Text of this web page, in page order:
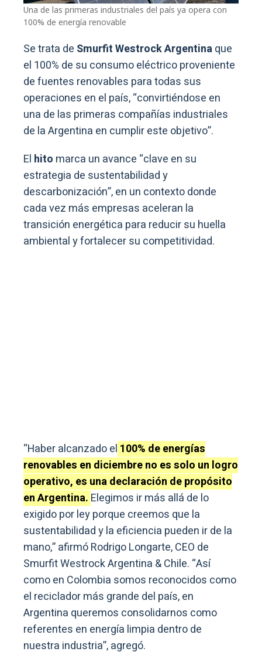
Una de las primeras industriales del país ya opera con
100% de energía renovable
Se trata de Smurfit Westrock Argentinaque
el 100% de su consumo eléctrico proveniente
de fuentes renovables para todas sus
operaciones en el país, “convirtiéndose en
una de las primeras compañías industriales
de la Argentina en cumplir este objetivo”.
El hito marca un avance “clave en su
estrategia de sustentabilidad y
descarbonización”, en un contexto donde
cada vez más empresas aceleran la
transición energética para reducir su huella
ambiental y fortalecer su competitividad.
“Haber alcanzado el 100% de energías
renovables en diciembre no es solo un logro
operativo, es una declaración de propósito
en Argentina. Elegimos ir más allá de lo
exigido por ley porque creemos que la
sustentabilidad y la eficiencia pueden ir de la
mano,” afirmó Rodrigo Longarte, CEO de
Smurfit Westrock Argentina & Chile. “Así
como en Colombia somos reconocidos como
el reciclador más grande del país, en
Argentina queremos consolidarnos como
referentes en energía limpia dentro de
nuestra industria”, agregó.